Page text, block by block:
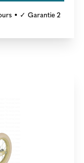
• ✓ Garantie 2